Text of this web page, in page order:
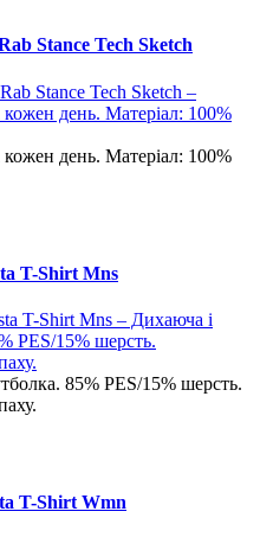
Stance Tech Sketch
кожен день. Матеріал: 100%
T-Shirt Mns
85% PES/15% шерсть.
T-Shirt Wmn